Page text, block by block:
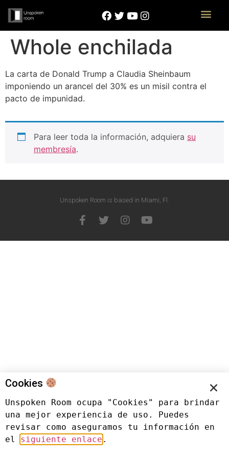
Whole enchilada
La carta de Donald Trump a Claudia Sheinbaum
imponiendo un arancel del 30% es un misil contra el
pacto de impunidad.
Para leer toda la información, adquiera su
membresía.
Unspoken Room is based in Miami, Fl.
Cookies
Unspoken Room ocupa "Cookies" para brindar
una mejor experiencia de uso. Puedes
revisar como aseguramos tu información en
el siguiente enlace .